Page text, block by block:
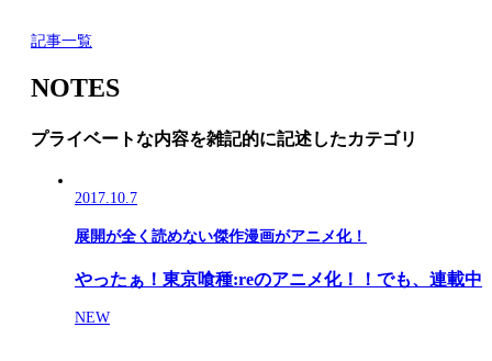
記事一覧
NOTES
プライベートな内容を雑記的に記述したカテゴリ
2017.10.7
展開が全く読めない傑作漫画がアニメ化！
やったぁ！東京喰種:reのアニメ化！！でも、連載中
NEW